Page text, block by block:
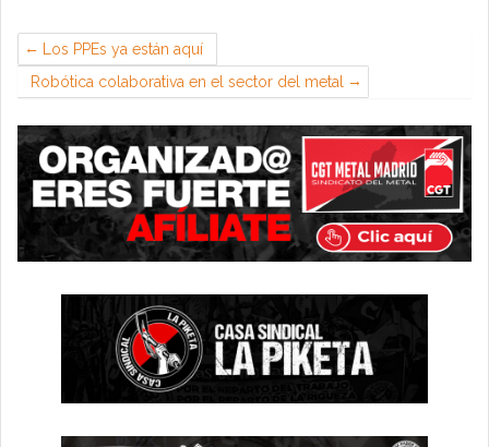
Los PPEs ya están aquí
Robótica colaborativa en el sector del metal